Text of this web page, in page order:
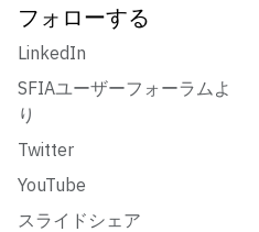
フォローする
LinkedIn
SFIAユーザーフォーラムよ
り
Twitter
YouTube
スライドシェア